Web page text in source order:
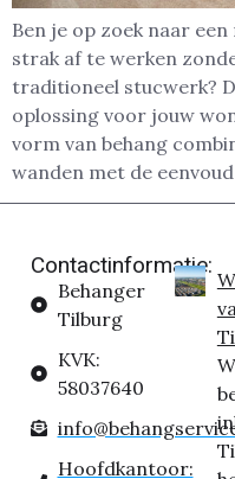
Ben je op zoek naar
strak af te werken
traditioneel stucwerk?
oplossing voor jouw
vorm van behang
wanden met de
Contactinformatie:
Behanger
Tilburg
KVK:
58037640
Hoofdkantoor: